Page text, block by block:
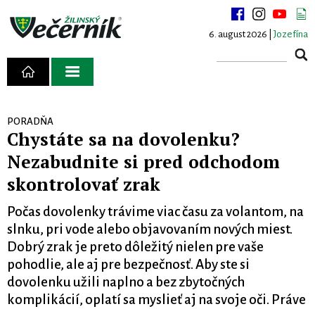
6. august 2026 | Jozefína
PORADŇA
Chystáte sa na dovolenku?
Nezabudnite si pred odchodom
skontrolovať zrak
Počas dovolenky trávime viac času za volantom, na
slnku, pri vode alebo objavovaním nových miest.
Dobrý zrak je preto dôležitý nielen pre vaše
pohodlie, ale aj pre bezpečnosť. Aby ste si
dovolenku užili naplno a bez zbytočných
komplikácií, oplatí sa myslieť aj na svoje oči. Práve